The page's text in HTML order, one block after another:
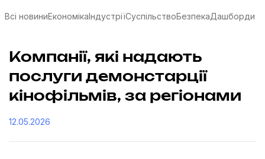
Всі новиниЕкономікаІндустріїСуспільствоБезпекаДашборди
Компанії, які надають
послуги демонстарції
кінофільмів, за регіонами
12.05.2026